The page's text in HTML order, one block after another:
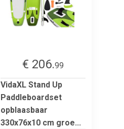
€ 206.99
VidaXL Stand Up
Paddleboardset
opblaasbaar
330x76x10 cm groe...